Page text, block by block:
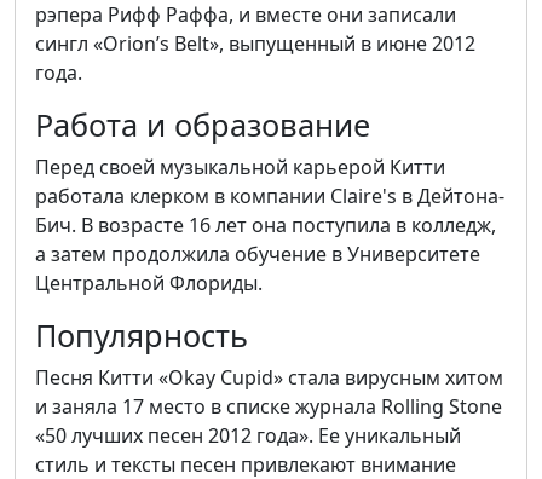
рэпера Рифф Раффа, и вместе они записали
сингл «Orion’s Belt», выпущенный в июне 2012
года.
Работа и образование
Перед своей музыкальной карьерой Китти
работала клерком в компании Claire's в Дейтона-
Бич. В возрасте 16 лет она поступила в колледж,
а затем продолжила обучение в Университете
Центральной Флориды.
Популярность
Песня Китти «Okay Cupid» стала вирусным хитом
и заняла 17 место в списке журнала Rolling Stone
«50 лучших песен 2012 года». Ее уникальный
стиль и тексты песен привлекают внимание